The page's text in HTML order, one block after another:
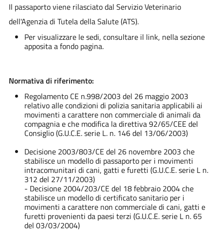
Il passaporto viene rilasciato dal Servizio Veterinario
dell'Agenzia di Tutela della Salute (ATS).
Per visualizzare le sedi, consultare il link, nella sezione
apposita a fondo pagina.
Normativa di riferimento:
Regolamento CE n.998/2003 del 26 maggio 2003
relativo alle condizioni di polizia sanitaria applicabili ai
movimenti a carattere non commerciale di animali da
compagnia e che modifica la direttiva 92/65/CEE del
Consiglio (G.U.C.E. serie L. n. 146 del 13/06/2003)
Decisione 2003/803/CE del 26 novembre 2003 che
stabilisce un modello di passaporto per i movimenti
intracomunitari di cani, gatti e furetti (G.U.C.E. serie L n.
312 del 27/11/2003)
- Decisione 2004/203/CE del 18 febbraio 2004 che
stabilisce un modello di certificato sanitario per i
movimenti a carattere non commerciale di cani, gatti e
furetti provenienti da paesi terzi (G.U.C.E. serie L n. 65
del 03/03/2004)